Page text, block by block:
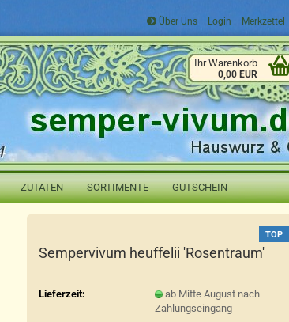
Über Uns Login Merkzettel
Ihr Warenkorb
0,00 EUR
ZUTATEN SORTIMENTE GUTSCHEIN
TOP
Sempervivum heuffelii 'Rosentraum'
Lieferzeit:
ab Mitte August nach
Zahlungseingang